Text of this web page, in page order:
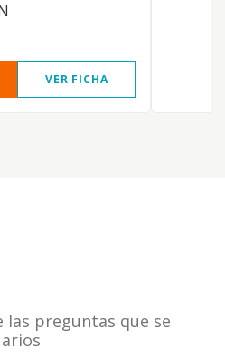
VER FICHA
las preguntas que se